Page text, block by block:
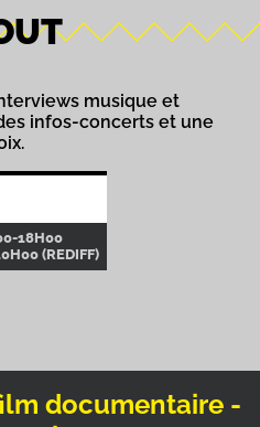
musique et
infos-concerts et une
18H00
(REDIFF)
documentaire -